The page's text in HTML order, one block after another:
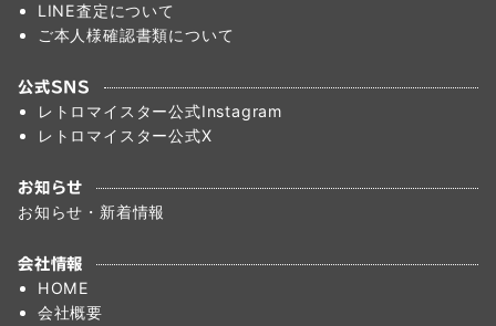
LINE査定について
ご本人様確認書類について
公式SNS
レトロマイスター公式Instagram
レトロマイスター公式X
お知らせ
お知らせ・新着情報
会社情報
HOME
会社概要